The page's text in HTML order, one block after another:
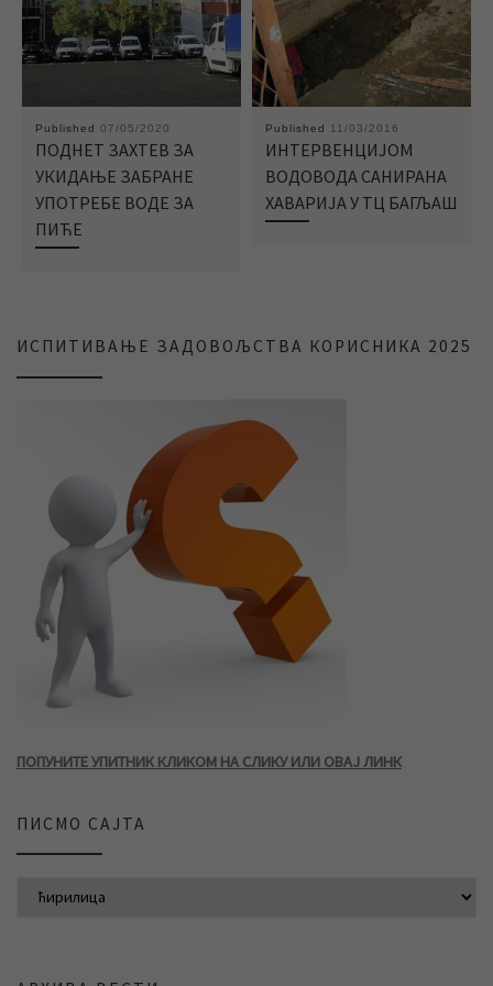
Published 07/05/2020
ПОДНЕТ ЗАХТЕВ ЗА
УКИДАЊЕ ЗАБРАНЕ
УПОТРЕБЕ ВОДЕ ЗА
ПИЋЕ
Published 11/03/2016
ИНТЕРВЕНЦИЈОМ
ВОДОВОДА САНИРАНА
ХАВАРИЈА У ТЦ БАГЉАШ
ИСПИТИВАЊЕ ЗАДОВОЉСТВА КОРИСНИКА 2025
ПОПУНИТЕ УПИТНИК КЛИКОМ НА СЛИКУ ИЛИ ОВАЈ ЛИНК
ПИСМО САЈТА